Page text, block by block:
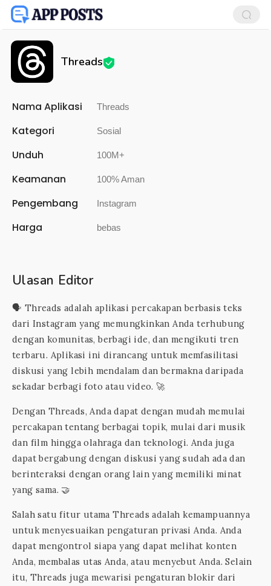
Threads
Nama Aplikasi Threads
Kategori Sosial
Unduh 100M+
Keamanan 100% Aman
Pengembang Instagram
Harga bebas
Ulasan Editor
🗣️ Threads adalah aplikasi percakapan berbasis teks
dari Instagram yang memungkinkan Anda terhubung
dengan komunitas, berbagi ide, dan mengikuti tren
terbaru. Aplikasi ini dirancang untuk memfasilitasi
diskusi yang lebih mendalam dan bermakna daripada
sekadar berbagi foto atau video. 🚀
Dengan Threads, Anda dapat dengan mudah memulai
percakapan tentang berbagai topik, mulai dari musik
dan film hingga olahraga dan teknologi. Anda juga
dapat bergabung dengan diskusi yang sudah ada dan
berinteraksi dengan orang lain yang memiliki minat
yang sama. 🤝
Salah satu fitur utama Threads adalah kemampuannya
untuk menyesuaikan pengaturan privasi Anda. Anda
dapat mengontrol siapa yang dapat melihat konten
Anda, membalas utas Anda, atau menyebut Anda. Selain
itu, Threads juga mewarisi pengaturan blokir dari